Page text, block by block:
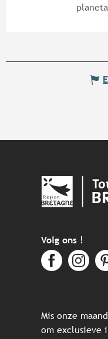
Volg ons !
Mis onze
om exclusieve